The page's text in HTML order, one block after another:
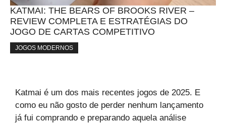
KATMAI: THE BEARS OF BROOKS RIVER –
REVIEW COMPLETA E ESTRATÉGIAS DO
JOGO DE CARTAS COMPETITIVO
JOGOS MODERNOS
Katmai é um dos mais recentes jogos de 2025. E
como eu não gosto de perder nenhum lançamento
já fui comprando e preparando aquela análise